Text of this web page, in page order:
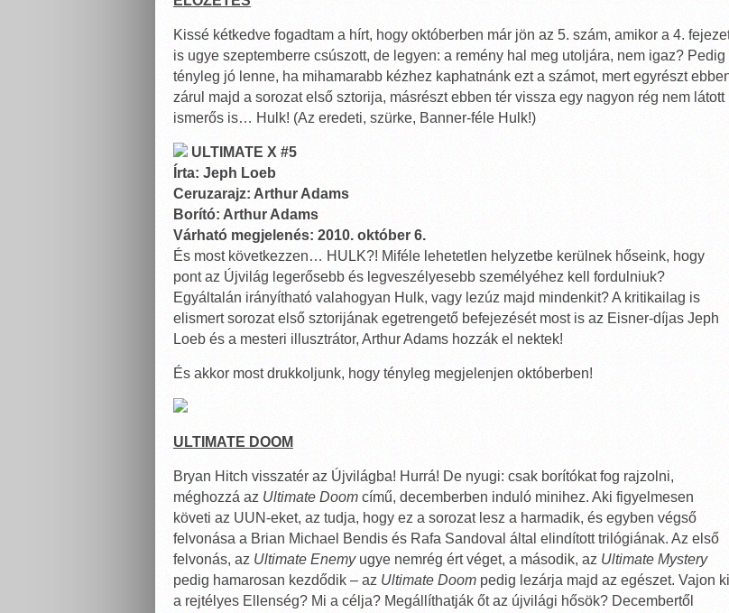
Kissé kétkedve fogadtam a hírt, hogy októberben már jön az 5. szám, amikor a 4.
is ugye szeptemberre csúszott, de legyen: a remény hal meg utoljára, nem igaz? Pedig
tényleg jó lenne, ha mihamarabb kézhez kaphatnánk ezt a számot, mert egyrészt
zárul majd a sorozat első sztorija, másrészt ebben tér vissza egy nagyon rég nem látott
ismerős is… Hulk! (Az eredeti, szürke, Banner-féle Hulk!)
ULTIMATE X #5
Írta: Jeph Loeb
Ceruzarajz: Arthur Adams
Borító: Arthur Adams
Várható megjelenés: 2010. október 6.
És most következzen… HULK?! Miféle lehetetlen helyzetbe kerülnek hőseink, hogy
pont az Újvilág legerősebb és legveszélyesebb személyéhez kell fordulniuk?
Egyáltalán irányítható valahogyan Hulk, vagy lezúz majd mindenkit? A kritikailag is
elismert sorozat első sztorijának egetrengető befejezését most is az Eisner-díjas Jeph
Loeb és a mesteri illusztrátor, Arthur Adams hozzák el nektek!
És akkor most drukkoljunk, hogy tényleg megjelenjen októberben!
ULTIMATE DOOM
Bryan Hitch visszatér az Újvilágba! Hurrá! De nyugi: csak borítókat fog rajzolni,
méghozzá az Ultimate Doomcímű, decemberben induló minihez. Aki figyelmesen
követi az UUN-eket, az tudja, hogy ez a sorozat lesz a harmadik, és egyben végső
felvonása a Brian Michael Bendis és Rafa Sandoval által elindított trilógiának. Az első
felvonás, az Ultimate Enemyugye nemrég ért véget, a második, az Ultimate Mystery
pedig hamarosan kezdődik – az Ultimate Doompedig lezárja majd az egészet. Vajon ki
a rejtélyes Ellenség? Mi a célja? Megállíthatják őt az újvilági hősök? Decembertől